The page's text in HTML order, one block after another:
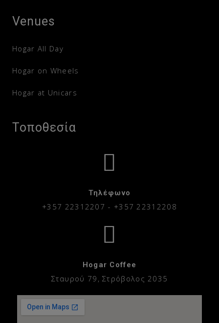
Venues
Hogar All Day
Hogar on Wheels
Hogar at Unicars
Τοποθεσία
Τηλέφωνο
+357 22312207 - +357 22312208
Hogar Coffee
Σταυρού 79, Στρόβολος 2035